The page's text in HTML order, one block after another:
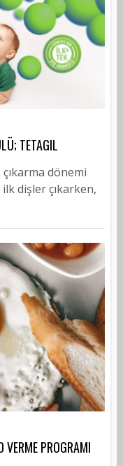
TETAGIL
dönemi
dişler çıkarken,
PROGRAMI